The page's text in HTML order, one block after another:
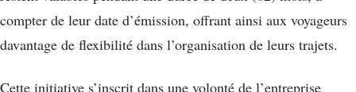
compter de leur date d’émission, offrant ainsi aux voyageurs
davantage de flexibilité dans l’organisation de leurs trajets.
Cette initiative s’inscrit dans une volonté de l’entreprise